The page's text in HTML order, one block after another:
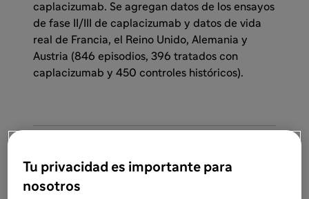
caplacizumab. Se agregan datos de los ensayos
de fase II/III de caplacizumab y datos de vida
real de Francia, el Reino Unido, Alemania y
Austria (846 episodios, 396 tratados con
caplacizumab y 450 controles históricos).
Resultados
Tu privacidad es importante para
nosotros